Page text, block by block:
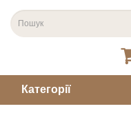
Категорії